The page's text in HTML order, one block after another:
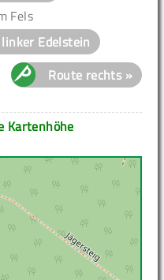
Fels
Edelstein
Route rechts »
Kartenhöhe